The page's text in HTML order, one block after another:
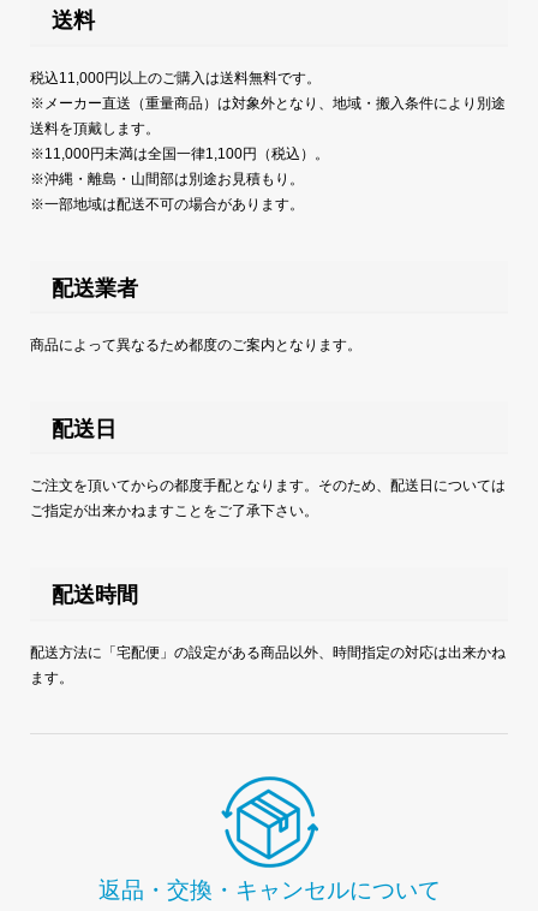
送料
税込11,000円以上のご購入は送料無料です。
※メーカー直送（重量商品）は対象外となり、地域・搬入条件により別途
送料を頂戴します。
※11,000円未満は全国一律1,100円（税込）。
※沖縄・離島・山間部は別途お見積もり。
※一部地域は配送不可の場合があります。
配送業者
商品によって異なるため都度のご案内となります。
配送日
ご注文を頂いてからの都度手配となります。そのため、配送日については
ご指定が出来かねますことをご了承下さい。
配送時間
配送方法に「宅配便」の設定がある商品以外、時間指定の対応は出来かね
ます。
返品・交換・キャンセルについて